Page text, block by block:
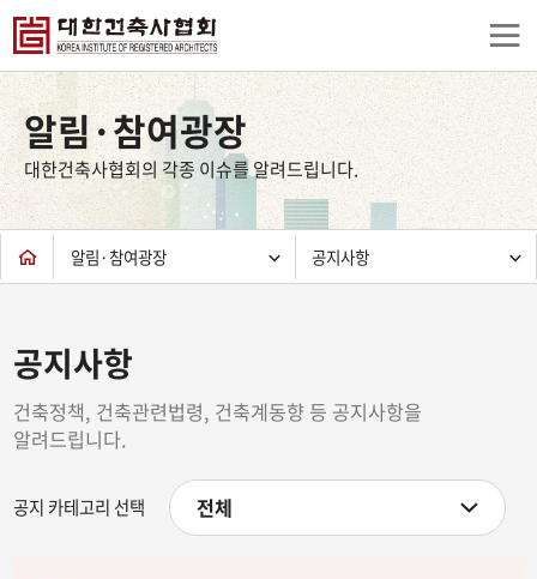
상
컨
츠
하
단
알림·참여광장
대한건축사협회의 각종 이슈를 알려드립니다.
알림·참여광장 공지사항
공지사항
건축정책, 건축관련법령, 건축계동향 등 공지사항을
알려드립니다.
공지 카테고리 선택 전체